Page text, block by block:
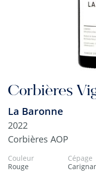
Corbières
La Baronne
2022
Corbières AOP
Couleur
Rouge
Cépage